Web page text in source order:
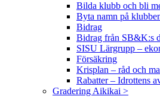
Bilda klubb och bli
Byta namn på
Bidrag
Bidrag från SB&K:s
SISU Lärgrupp –
Försäkring
Krisplan – råd och
Rabatter – Idrottens
Gradering Aikikai >